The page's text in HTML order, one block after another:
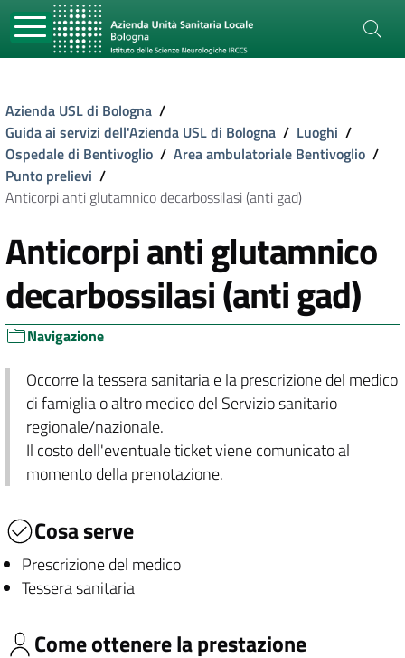
Azienda USL di Bologna /
Guida ai servizi dell'Azienda USL di Bologna / Luoghi /
Ospedale di Bentivoglio / Area ambulatoriale Bentivoglio /
Punto prelievi /
Anticorpi anti glutamnico decarbossilasi (anti gad)
Anticorpi anti glutamnico
decarbossilasi (anti gad)
Navigazione
Occorre la tessera sanitaria e la prescrizione del medico
di famiglia o altro medico del Servizio sanitario
regionale/nazionale.
Il costo dell'eventuale ticket viene comunicato al
momento della prenotazione.
Cosa serve
Prescrizione del medico
Tessera sanitaria
Come ottenere la prestazione